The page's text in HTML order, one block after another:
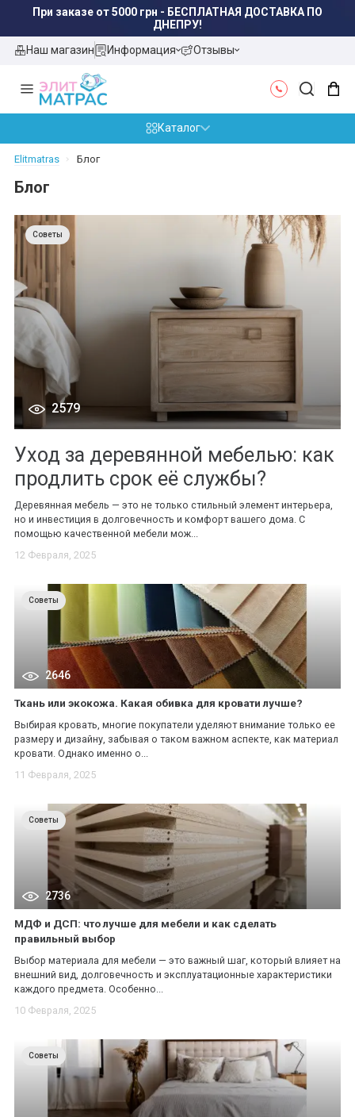
При заказе от 5000 грн - БЕСПЛАТНАЯ ДОСТАВКА ПО
ДНЕПРУ!
Наш магазин
Информация Отзывы
Каталог
Elitmatras Блог
Блог
Советы
2579
Уход за деревянной мебелью: как
продлить срок её службы?
Деревянная мебель — это не только стильный элемент интерьера,
но и инвестиция в долговечность и комфорт вашего дома. С
помощью качественной мебели мож...
12 Февраля, 2025
Советы
2646
Ткань или экокожа. Какая обивка для кровати лучше?
Выбирая кровать, многие покупатели уделяют внимание только ее
размеру и дизайну, забывая о таком важном аспекте, как материал
кровати. Однако именно о...
11 Февраля, 2025
Советы
2736
МДФ и ДСП: что лучше для мебели и как сделать
правильный выбор
Выбор материала для мебели — это важный шаг, который влияет на
внешний вид, долговечность и эксплуатационные характеристики
каждого предмета. Особенно...
10 Февраля, 2025
Советы